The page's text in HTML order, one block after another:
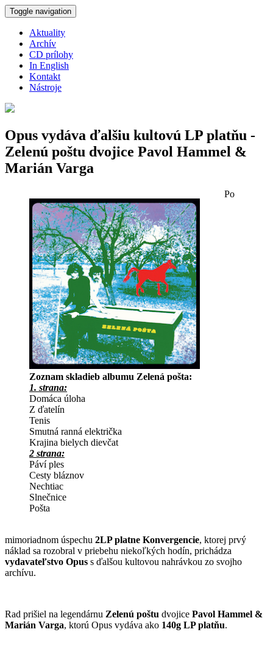
Skočiť na hlavný obsah
Toggle navigation
Aktuality
Archív
CD prílohy
In English
Kontakt
Nástroje
Opus vydáva ďalšiu kultovú LP platňu -
Zelenú poštu dvojice Pavol Hammel &
Marián Varga
Zoznam skladieb albumu Zelená pošta:
1. strana:
Domáca úloha
Z ďatelín
Tenis
Smutná ranná električka
Krajina bielych dievčat
2 strana:
Páví ples
Cesty bláznov
Nechtiac
Slnečnice
Pošta
Po
mimoriadnom úspechu 2LP platne Konvergencie, ktorej prvý
náklad sa rozobral v priebehu niekoľkých hodín, prichádza
vydavateľstvo Opus s ďalšou kultovou nahrávkou zo svojho
archívu.
Rad prišiel na legendárnu Zelenú poštu dvojice Pavol Hammel &
Marián Varga, ktorú Opus vydáva ako 140g LP platňu.